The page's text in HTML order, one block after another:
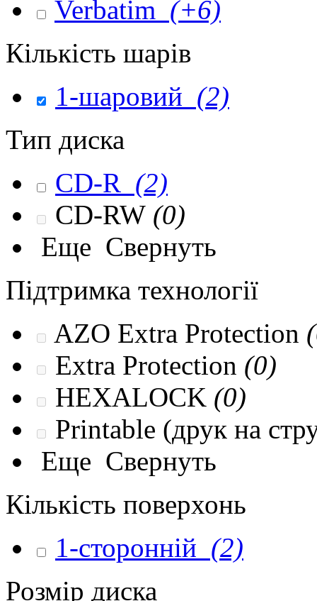
Verbatim (+6)
Кількість шарів
1-шаровий (2)
Тип диска
CD-R (2)
CD-RW (0)
Еще Свернуть
Підтримка технології
AZO Extra Protection
Extra Protection (0)
HEXALOCK (0)
Printable (друк на
Еще Свернуть
Кількість поверхонь
1-сторонній (2)
Розмір диска